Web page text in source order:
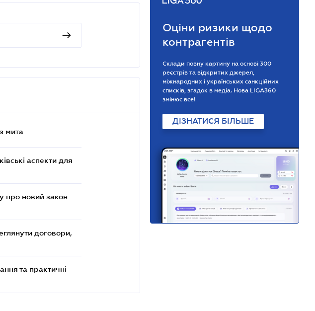
мита
аcпекти для
про новий закон
договори,
та практичні
Оціни ризики щодо
контрагентів
Склади повну картину на основі 300
реєстрів та відкритих джерел,
міжнародних і українських санкційних
списків, згадок в медіа. Нова LIGA360
змінює все!
ДІЗНАТИСЯ БІЛЬШЕ